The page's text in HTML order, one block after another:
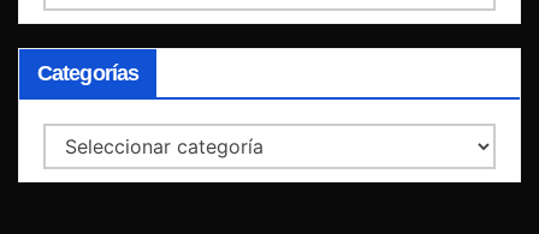
Categorías
Categorías